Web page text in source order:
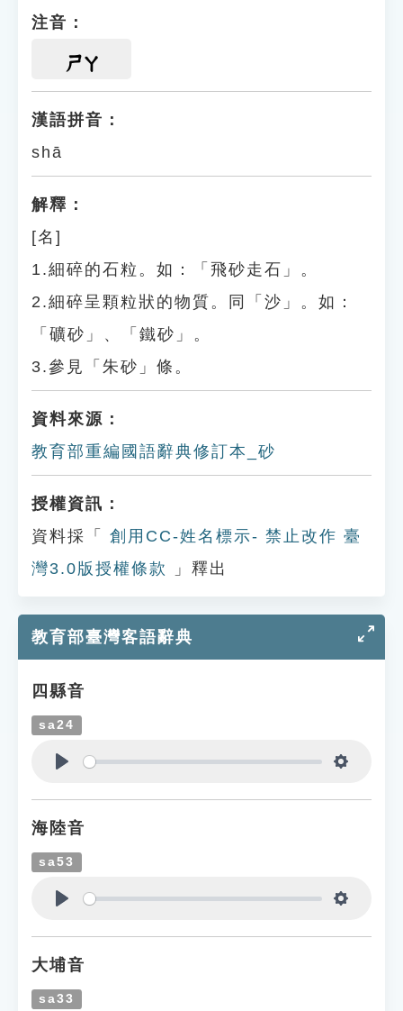
注音：
ㄕㄚ
漢語拼音：
shā
解釋：
[名]
1.細碎的石粒。如：「飛砂走石」。
2.細碎呈顆粒狀的物質。同「沙」。如：
「礦砂」、「鐵砂」。
3.參見「朱砂」條。
資料來源：
教育部重編國語辭典修訂本_砂
授權資訊：
資料採「
創用CC-姓名標示- 禁止改作 臺
灣3.0版授權條款
」釋出
教育部臺灣客語辭典
四縣音
sa24
海陸音
sa53
大埔音
sa33